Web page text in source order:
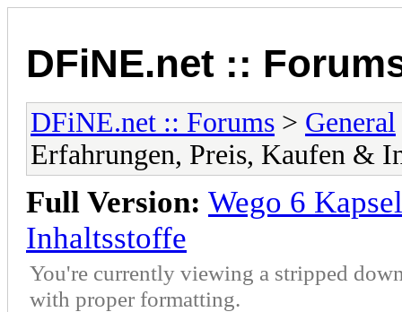
DFiNE.net ::
DFiNE.net :: Forums > General
Erfahrungen, Preis, Kaufen &
Full Version: Wego 6
Inhaltsstoffe
You're currently viewing a stripped
with proper formatting.